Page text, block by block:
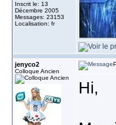
Inscrit le: 13
Décembre 2005
Messages: 23153
Localisation: fr
jenyco2
Colloque Ancien
Hi,